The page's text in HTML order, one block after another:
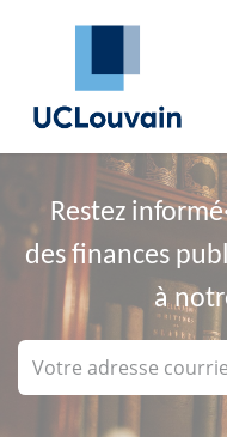
Se rendre au
Restez
des finances
à